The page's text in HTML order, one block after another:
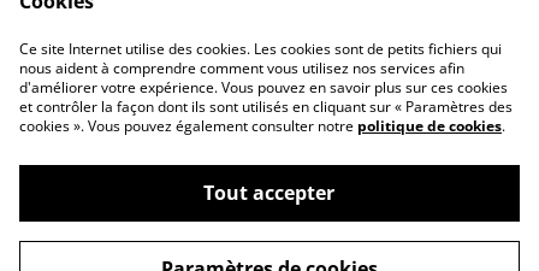
LIvraison & Retours
Confidentialité
Cookies
©2026L'Atelier Luména
Ce site Internet utilise des cookies. Les cookies sont de petits fichiers qui
nous aident à comprendre comment vous utilisez nos services afin
d'améliorer votre expérience. Vous pouvez en savoir plus sur ces cookies
et contrôler la façon dont ils sont utilisés en cliquant sur « Paramètres des
cookies ». Vous pouvez également consulter notre politique de cookies.
Tout accepter